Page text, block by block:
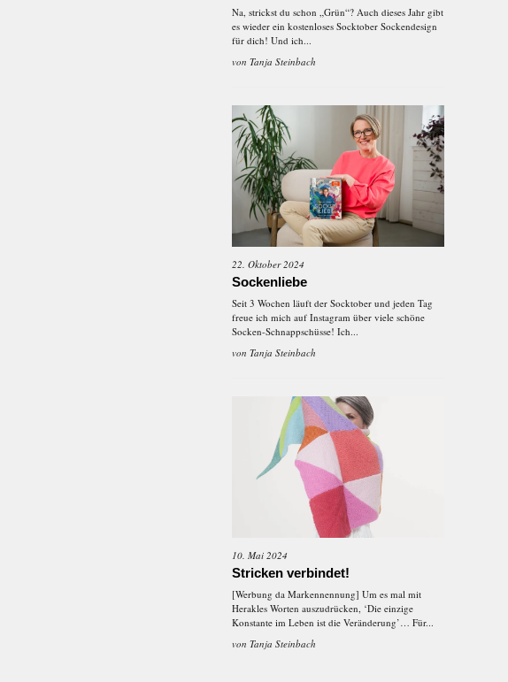
Na, strickst du schon „Grün“? Auch dieses Jahr gibt
es wieder ein kostenloses Socktober Sockendesign
für dich! Und ich...
von Tanja Steinbach
22. Oktober 2024
Sockenliebe
Seit 3 Wochen läuft der Socktober und jeden Tag
freue ich mich auf Instagram über viele schöne
Socken-Schnappschüsse! Ich...
von Tanja Steinbach
10. Mai 2024
Stricken verbindet!
[Werbung da Markennennung] Um es mal mit
Herakles Worten auszudrücken, ‘Die einzige
Konstante im Leben ist die Veränderung’… Für...
von Tanja Steinbach